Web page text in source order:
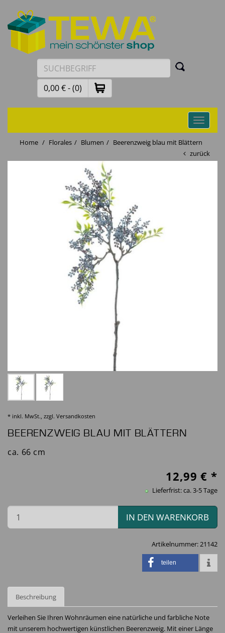
0,00 € - (0)
Toggle
Home
Florales Blumen
Beerenzweig blau mit Blättern
zurück
* inkl. MwSt., zzgl. Versandkosten
BEERENZWEIG BLAU MIT BLÄTTERN
ca. 66 cm
12,99 € *
Lieferfrist: ca. 3-5 Tage
IN DEN WARENKORB
Artikelnummer:21142
teilen
Beschreibung
Verleihen Sie Ihren Wohnräumen eine natürliche und farbliche Note
mit unserem hochwertigen künstlichen Beerenzweig. Mit einer Länge